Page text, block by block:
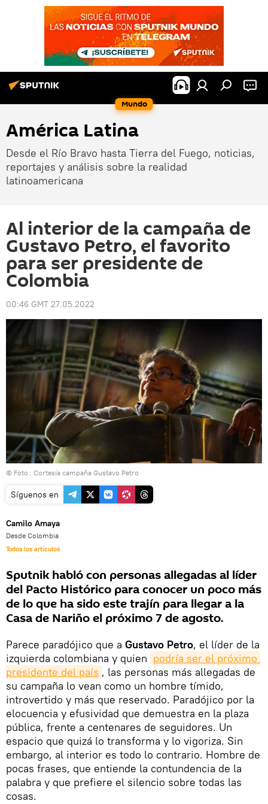
Mundo
América Latina
Desde el Río Bravo hasta Tierra del Fuego, noticias,
reportajes y análisis sobre la realidad
latinoamericana
Al interior de la campaña de
Gustavo Petro, el favorito
para ser presidente de
Colombia
00:46 GMT 27.05.2022
© Foto : Cortesía campaña Gustavo Petro
Síguenos en
Camilo Amaya
Desde Colombia
Todos los artículos
Sputnik habló con personas allegadas al líder
del Pacto Histórico para conocer un poco más
de lo que ha sido este trajín para llegar a la
Casa de Nariño el próximo 7 de agosto.
Parece paradójico que a Gustavo Petro, el líder de la
izquierda colombiana y quien podría ser el próximo
presidente del país , las personas más allegadas de
su campaña lo vean como un hombre tímido,
introvertido y más que reservado. Paradójico por la
elocuencia y efusividad que demuestra en la plaza
pública, frente a centenares de seguidores. Un
espacio que quizá lo transforma y lo vigoriza. Sin
embargo, al interior es todo lo contrario. Hombre de
pocas frases, que entiende la contundencia de la
palabra y que prefiere el silencio sobre todas las
cosas.